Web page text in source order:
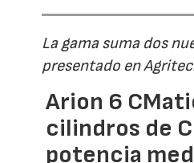
La gama suma dos
presentado en
Arion 6
cilindros de
potencia